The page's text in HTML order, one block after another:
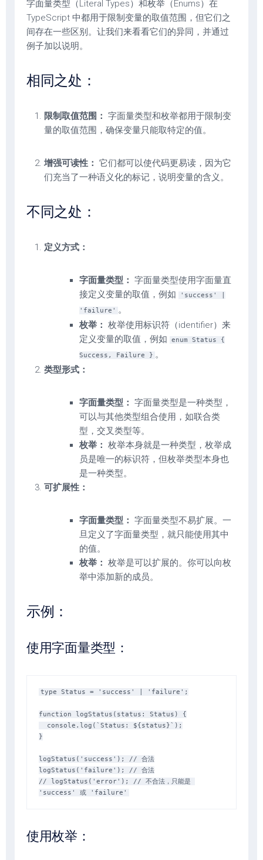
字面量类型（Literal Types）和枚举（Enums）在
TypeScript 中都用于限制变量的取值范围，但它们之
间存在一些区别。让我们来看看它们的异同，并通过
例子加以说明。
相同之处：
限制取值范围： 字面量类型和枚举都用于限制变
量的取值范围，确保变量只能取特定的值。
增强可读性： 它们都可以使代码更易读，因为它
们充当了一种语义化的标记，说明变量的含义。
不同之处：
定义方式：
字面量类型： 字面量类型使用字面量直
接定义变量的取值，例如
'success' |
'failure' 。
枚举： 枚举使用标识符（identifier）来
定义变量的取值，例如
enum Status {
Success, Failure } 。
类型形式：
字面量类型： 字面量类型是一种类型，
可以与其他类型组合使用，如联合类
型，交叉类型等。
枚举： 枚举本身就是一种类型，枚举成
员是唯一的标识符，但枚举类型本身也
是一种类型。
可扩展性：
字面量类型： 字面量类型不易扩展。一
旦定义了字面量类型，就只能使用其中
的值。
枚举： 枚举是可以扩展的。你可以向枚
举中添加新的成员。
示例：
使用字面量类型：
type Status = 'success' | 'failure';
function logStatus(status: Status) {
}
logStatus('success'); // 合法
logStatus('failure'); // 合法
// logStatus('error'); // 不合法，只能是
使用枚举：